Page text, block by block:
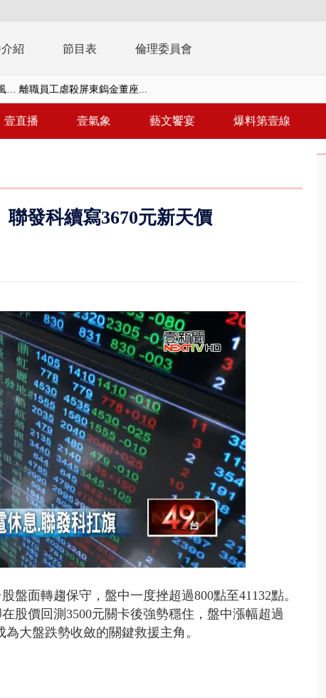
紹 節目表 倫理委員會
… 離職員工虐殺屏東鎢金董座...
今登場 10天9夜無劇本、全旅...
終結站！ 騎到一半「天降電線...
吵架「女開門跳車」 違法道交...
壹直播 壹氣象 藝文饗宴 爆料第壹線
發科續寫3670元新天價
面轉趨保守，盤中一度挫超過800點至41132點。
股價回測3500元關卡後強勢穩住，盤中漲幅超過
大盤跌勢收斂的關鍵救援主角。